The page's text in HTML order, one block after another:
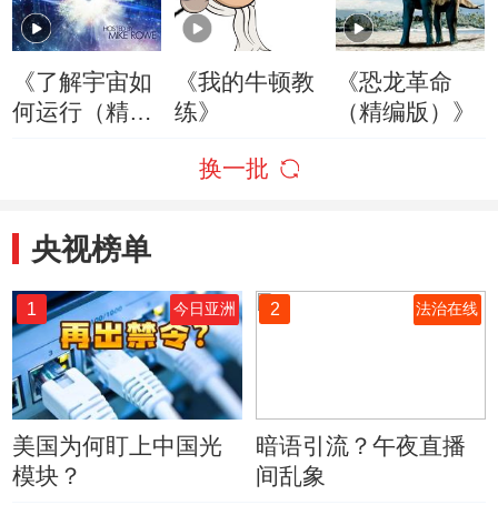
《了解宇宙如
何运行（精编
《我的牛顿教
练》
《恐龙革命
（精编版）》
换一批
央视榜单
1 今日亚洲
美国为何盯上中国光
模块？
2 法治在线
暗语引流？午夜直播
间乱象